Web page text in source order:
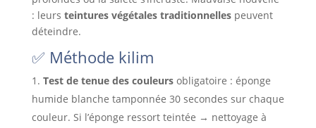
: leurs teintures végétales traditionnellespeuvent
déteindre.
✅ Méthode kilim
Test de tenue des couleursobligatoire : éponge
humide blanche tamponnée 30 secondes sur chaque
couleur. Si l’éponge ressort teintée → nettoyage à